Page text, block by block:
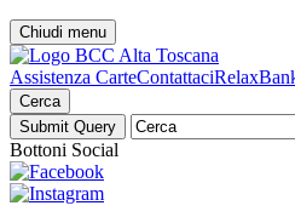
Chiudi menu
Assistenza CarteContattaci
Cerca
Bottoni Social